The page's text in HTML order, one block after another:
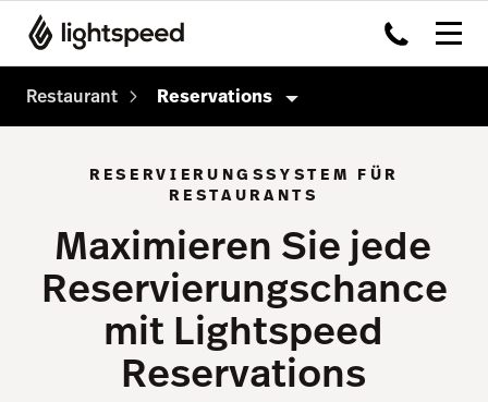
Restaurant Reservations
Payments
Advanced Insights
Capital
Inventory
RESERVIERUNGSSYSTEM FÜR
RESTAURANTS
Maximieren Sie jede
Reservierungschance
mit Lightspeed
Reservations